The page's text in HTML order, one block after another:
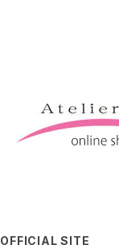
OFFICIAL SITE